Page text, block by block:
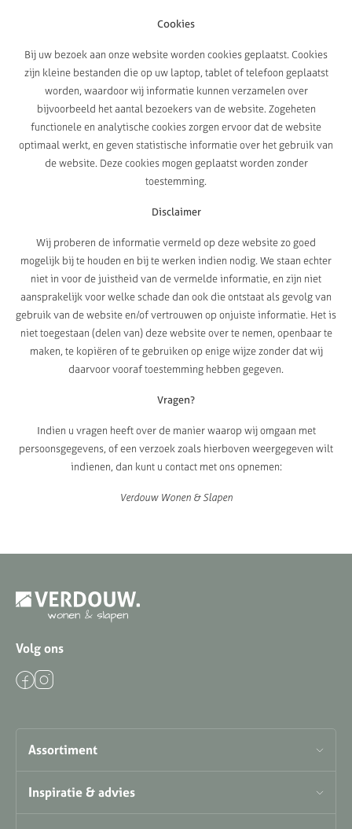
Cookies
Bij uw bezoek aan onze website worden cookies geplaatst. Cookies
zijn kleine bestanden die op uw laptop, tablet of telefoon geplaatst
worden, waardoor wij informatie kunnen verzamelen over
bijvoorbeeld het aantal bezoekers van de website. Zogeheten
functionele en analytische cookies zorgen ervoor dat de website
optimaal werkt, en geven statistische informatie over het gebruik van
de website. Deze cookies mogen geplaatst worden zonder
toestemming.
Disclaimer
Wij proberen de informatie vermeld op deze website zo goed
mogelijk bij te houden en bij te werken indien nodig. We staan echter
niet in voor de juistheid van de vermelde informatie, en zijn niet
aansprakelijk voor welke schade dan ook die ontstaat als gevolg van
gebruik van de website en/of vertrouwen op onjuiste informatie. Het is
niet toegestaan (delen van) deze website over te nemen, openbaar te
maken, te kopiëren of te gebruiken op enige wijze zonder dat wij
daarvoor vooraf toestemming hebben gegeven.
Vragen?
Indien u vragen heeft over de manier waarop wij omgaan met
persoonsgegevens, of een verzoek zoals hierboven weergegeven wilt
indienen, dan kunt u contact met ons opnemen:
Verdouw Wonen & Slapen
Volg ons
Assortiment
Inspiratie & advies